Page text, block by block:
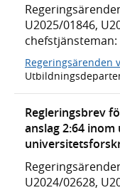
U2025/01846,
Regeringsärenden
Regleringsbrev
anslag 2:64
U2024/02628,